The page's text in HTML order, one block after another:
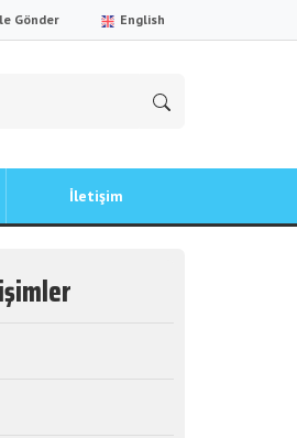
Gönder English
İletişim